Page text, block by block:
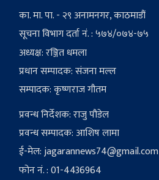
का. मा. पा. - २९ अनामनगर, काठमाडौं
सूचना विभाग दर्ता नं. : ५७४/०७४-७५
अध्यक्ष: रञ्जित धमला
प्रधान सम्पादक: संजना मल्ल
सम्पादक: कृष्णराज गौतम
प्रवन्ध निर्देशक: राजु पौडेल
प्रवन्ध सम्पादक: आशिष लामा
ई-मेल:jagarannews74@gmail.com
फोन नं. : 01-4436964